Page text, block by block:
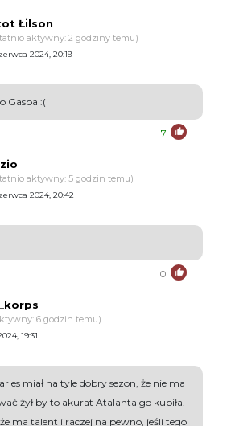
Łilson
aktywny: 2 godziny temu)
2024, 20:19
Gaspa :(
7
aktywny: 5 godzin temu)
2024, 20:42
0
6 godzin temu)
19:31
miał na tyle dobry sezon, że nie ma
żył by to akurat Atalanta go kupiła.
ma talent i raczej na pewno, jeśli tego